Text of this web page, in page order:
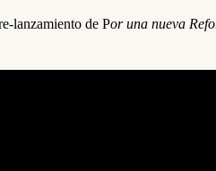
lanzamiento de Por una nueva